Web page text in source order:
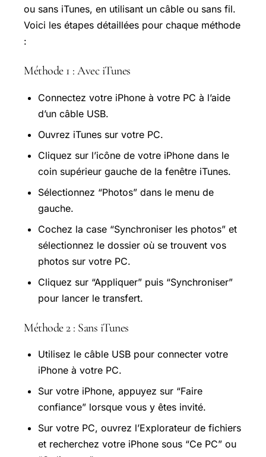
ou sans iTunes, en utilisant un câble ou sans fil.
Voici les étapes détaillées pour chaque méthode
:
Méthode 1 : Avec iTunes
Connectez votre iPhone à votre PC à l’aide
d’un câble USB.
Ouvrez iTunes sur votre PC.
Cliquez sur l’icône de votre iPhone dans le
coin supérieur gauche de la fenêtre iTunes.
Sélectionnez “Photos” dans le menu de
gauche.
Cochez la case “Synchroniser les photos” et
sélectionnez le dossier où se trouvent vos
photos sur votre PC.
Cliquez sur “Appliquer” puis “Synchroniser”
pour lancer le transfert.
Méthode 2 : Sans iTunes
Utilisez le câble USB pour connecter votre
iPhone à votre PC.
Sur votre iPhone, appuyez sur “Faire
confiance” lorsque vous y êtes invité.
Sur votre PC, ouvrez l’Explorateur de fichiers
et recherchez votre iPhone sous “Ce PC” ou